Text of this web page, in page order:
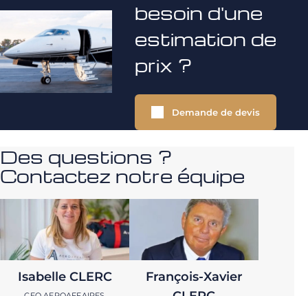
besoin d'une
estimation de
prix ?
Demande de devis
Des questions ?
Contactez notre équipe
Isabelle CLERC
François-Xavier